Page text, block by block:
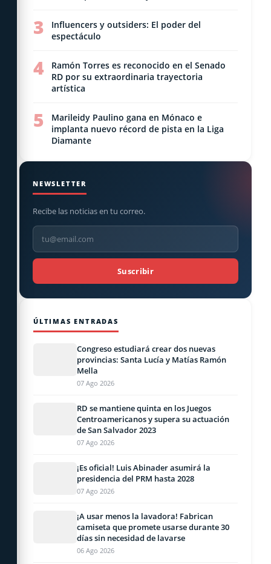
3
Influencers y outsiders: El poder del
espectáculo
4
Ramón Torres es reconocido en el Senado
RD por su extraordinaria trayectoria
artística
5
Marileidy Paulino gana en Mónaco e
implanta nuevo récord de pista en la Liga
Diamante
NEWSLETTER
Recibe las noticias en tu correo.
Suscribir
ÚLTIMAS ENTRADAS
Congreso estudiará crear dos nuevas
provincias: Santa Lucía y Matías Ramón
Mella
07 Ago 2026
RD se mantiene quinta en los Juegos
Centroamericanos y supera su actuación
de San Salvador 2023
07 Ago 2026
¡Es oficial! Luis Abinader asumirá la
presidencia del PRM hasta 2028
07 Ago 2026
¡A usar menos la lavadora! Fabrican
camiseta que promete usarse durante 30
días sin necesidad de lavarse
06 Ago 2026